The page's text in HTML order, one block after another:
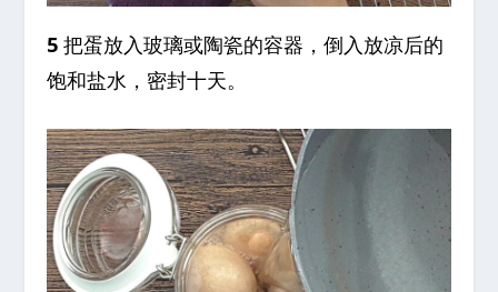
5 把蛋放入玻璃或陶瓷的容器，倒入放凉后的
饱和盐水，密封十天。